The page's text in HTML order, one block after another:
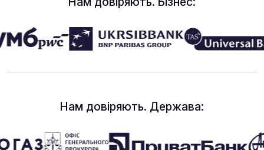
Нам довіряють. Держава: